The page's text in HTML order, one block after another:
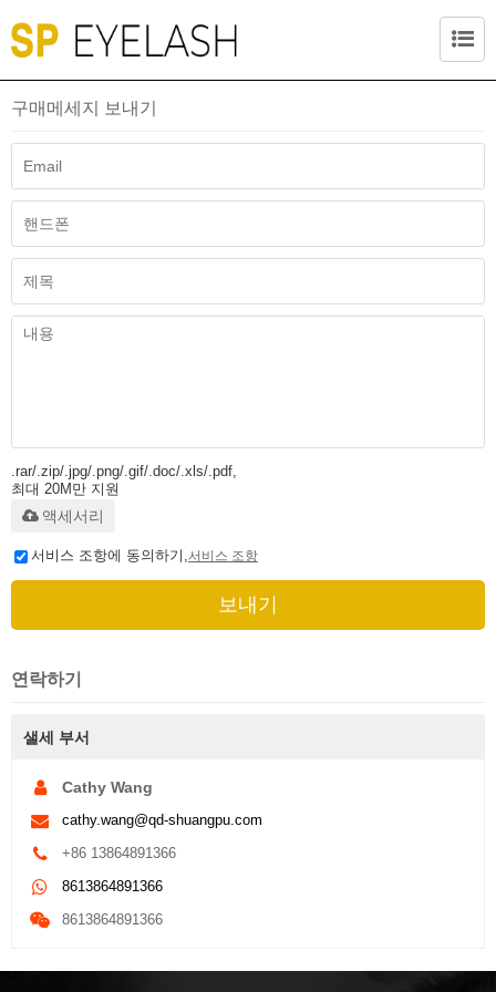
구매메세지 보내기
.rar/.zip/.jpg/.png/.gif/.doc/.xls/.pdf,
최대 20M만 지원
액세서리
서비스 조항에 동의하기,서비스 조항
보내기
연락하기
샐세 부서
Cathy Wang
cathy.wang@qd-shuangpu.com
+86 13864891366
8613864891366
8613864891366